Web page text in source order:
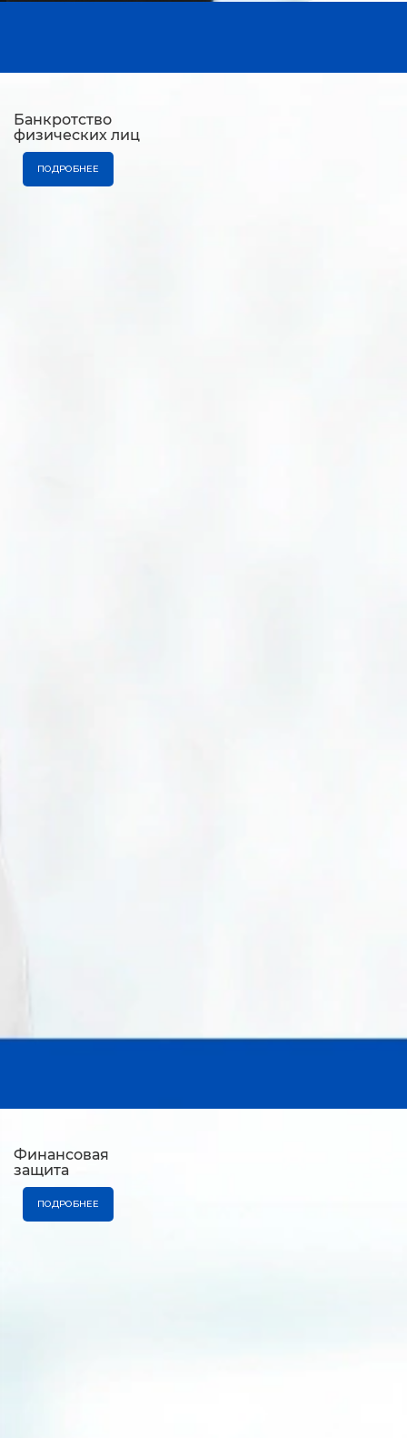
Банкротство
физических лиц
ПОДРОБНЕЕ
Финансовая
защита
ПОДРОБНЕЕ